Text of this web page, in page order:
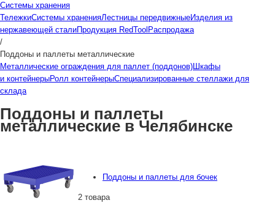
Системы хранения
ТележкиСистемы храненияЛестницы передвижныеИзделия из
нержавеющей сталиПродукция RedTool Распродажа
/
Поддоны и паллеты металлические
Металлические ограждения для паллет (поддонов)Шкафы
и контейнерыРолл контейнерыСпециализированные стеллажи для
склада
Поддоны и паллеты
металлические в Челябинске
Поддоны и паллеты для бочек
2 товара